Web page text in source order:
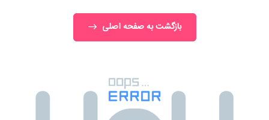
بازگشت به صفحه اصلی